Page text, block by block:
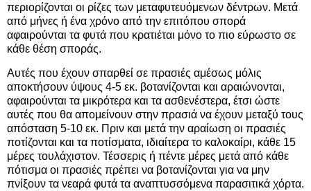
περιορίζονται οι ρίζες των μεταφυτευόμενων δέντρων. Μετά
από μήνες ή ένα χρόνο από την επιτόπου σπορά
αφαιρούνται τα φυτά που κρατιέται μόνο το πιο εύρωστο σε
κάθε θέση σποράς.
Αυτές που έχουν σπαρθεί σε πρασιές αμέσως μόλις
αποκτήσουν ύψους 4-5 εκ. βοτανίζονται και αραιώνονται,
αφαιρούνται τα μικρότερα και τα ασθενέστερα, έτσι ώστε
αυτές που θα απομείνουν στην πρασιά να έχουν μεταξύ τους
απόσταση 5-10 εκ. Πριν και μετά την αραίωση οι πρασιές
ποτίζονται και τα ποτίσματα, ιδιαίτερα το καλοκαίρι, κάθε 15
μέρες τουλάχιστον. Τέσσερις ή πέντε μέρες μετά από κάθε
πότισμα οι πρασιές πρέπει να βοτανίζονται για να μην
πνίξουν τα νεαρά φυτά τα αναπτυσσόμενα παρασιτικά χόρτα.